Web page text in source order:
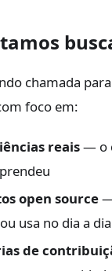
chamada
foco em:
reais— o
open source
usa no dia a dia
de